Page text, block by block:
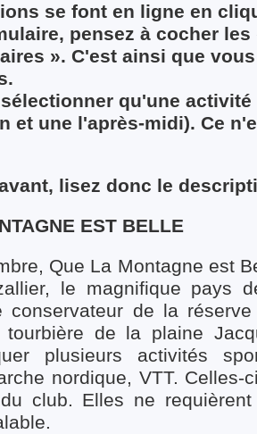
se font en ligne en
pensez à cocher
». C'est ainsi que
qu'une
et une l'après-midi). Ce
lisez donc le
EST BELLE
Que La Montagne est
le magnifique pays
conservateur de la
tourbière de la plaine
plusieurs activités
nordique, VTT. Celles-
club. Elles ne requièrent